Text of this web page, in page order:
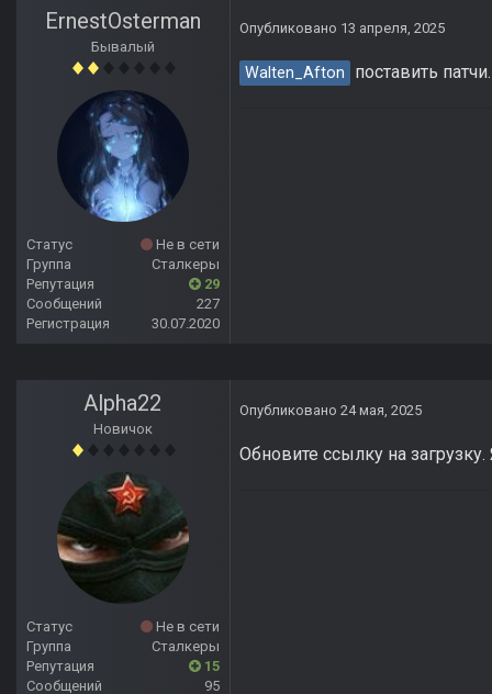
ErnestOsterman
Бывалый
Статус
Не в сети
Группа
Сталкеры
Репутация
29
Сообщений
227
Регистрация
30.07.2020
Опубликовано 13 апреля, 2025
Walten_Afton поставить патчи.
Alpha22
Новичок
Статус
Не в сети
Группа
Сталкеры
Репутация
15
Сообщений
95
Опубликовано 24 мая, 2025
Обновите ссылку на загрузку.